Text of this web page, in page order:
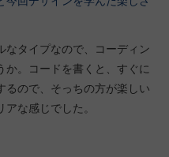
なタイプなので、コーディン
か。コードを書くと、すぐに
るので、そっちの方が楽しい
な感じでした。